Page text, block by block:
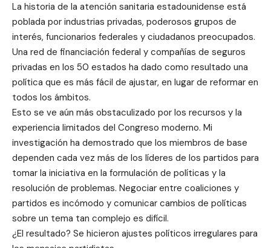
La historia de la atención sanitaria estadounidense está
poblada por industrias privadas, poderosos grupos de
interés, funcionarios federales y ciudadanos preocupados.
Una red de financiación federal y compañías de seguros
privadas en los 50 estados ha dado como resultado una
política que es más fácil de ajustar, en lugar de reformar en
todos los ámbitos.
Esto se ve aún más obstaculizado por los recursos y la
experiencia limitados del Congreso moderno. Mi
investigación ha demostrado que los miembros de base
dependen cada vez más de los líderes de los partidos para
tomar la iniciativa en la formulación de políticas y la
resolución de problemas. Negociar entre coaliciones y
partidos es incómodo y comunicar cambios de políticas
sobre un tema tan complejo es difícil.
¿El resultado? Se hicieron ajustes políticos irregulares para